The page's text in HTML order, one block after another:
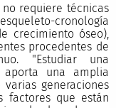
requiere técnicas
cronología
crecimiento óseo),
procedentes de
"Estudiar una
una amplia
generaciones
factores que están